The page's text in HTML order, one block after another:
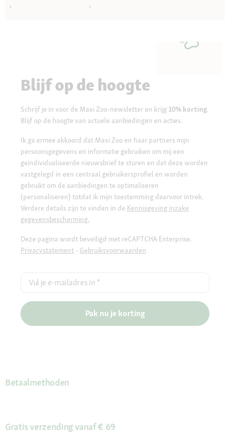
Blijf op de hoogte
Schrijf je in voor de Maxi Zoo-newsletter en krijg 10% korting.
Blijf op de hoogte van actuele aanbiedingen en acties.
Ik ga ermee akkoord dat Maxi Zoo en haar partners mijn
persoonsgegevens en informatie gebruiken om mij een
geïndividualiseerde nieuwsbrief te sturen en dat deze worden
vastgelegd in een centraal gebruikersprofiel en worden
gebruikt om de aanbiedingen te optimaliseren
(personaliseren) totdat ik mijn toestemming daarvoor intrek.
Verdere details zijn te vinden in de Kennisgeving inzake
gegevensbescherming.
Deze pagina wordt beveiligd met reCAPTCHA Enterprise.
Privacystatement - Gebruiksvoorwaarden
Vul je e-mailadres in *
Pak nu je korting
Betaalmethoden
Gratis verzending vanaf € 69